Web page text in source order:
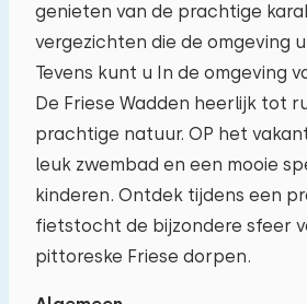
genieten van de prachtige
vergezichten die de omgeving
Tevens kunt u In de omgeving
De Friese Wadden heerlijk tot
prachtige natuur. OP het
leuk zwembad en een mooie
kinderen. Ontdek tijdens een
fietstocht de bijzondere sfeer
pittoreske Friese dorpen.
19 20
27